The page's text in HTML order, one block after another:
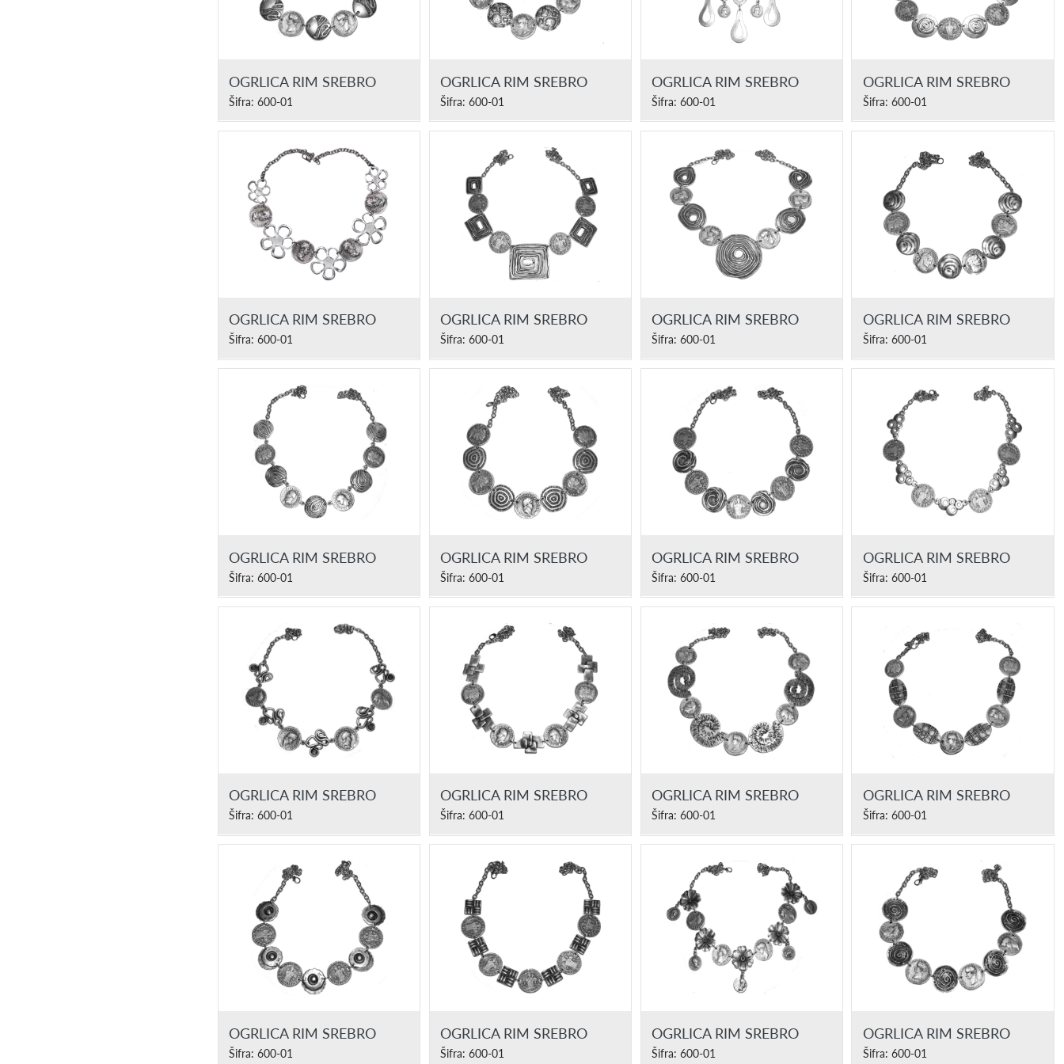
OGRLICA RIM SREBRO
Šifra: 600-01
OGRLICA RIM SREBRO
Šifra: 600-01
OGRLICA RIM SREBRO
Šifra: 600-01
OGRLICA RIM SREBRO
Šifra: 600-01
OGRLICA RIM SREBRO
Šifra: 600-01
OGRLICA RIM SREBRO
Šifra: 600-01
OGRLICA RIM SREBRO
Šifra: 600-01
OGRLICA RIM SREBRO
Šifra: 600-01
OGRLICA RIM SREBRO
Šifra: 600-01
OGRLICA RIM SREBRO
Šifra: 600-01
OGRLICA RIM SREBRO
Šifra: 600-01
OGRLICA RIM SREBRO
Šifra: 600-01
OGRLICA RIM SREBRO
Šifra: 600-01
OGRLICA RIM SREBRO
Šifra: 600-01
OGRLICA RIM SREBRO
Šifra: 600-01
OGRLICA RIM SREBRO
Šifra: 600-01
OGRLICA RIM SREBRO
Šifra: 600-01
OGRLICA RIM SREBRO
Šifra: 600-01
OGRLICA RIM SREBRO
Šifra: 600-01
OGRLICA RIM SREBRO
Šifra: 600-01